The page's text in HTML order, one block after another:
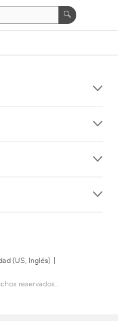
(US, Inglés)
reservados..